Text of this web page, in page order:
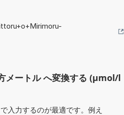
メートル へ変換する (µmol/l
入力するのが最適です。例え